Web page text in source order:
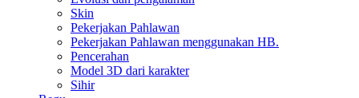
Skin
Pekerjakan Pahlawan
Pekerjakan Pahlawan menggunakan HB.
Pencerahan
Model 3D dari karakter
Sihir